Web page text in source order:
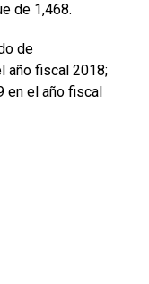
de 1,468.
de
año fiscal 2018;
en el año fiscal